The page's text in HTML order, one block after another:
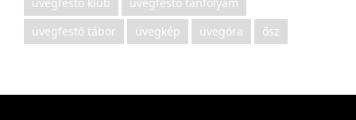
üvegfestő tábor
üvegkép üvegóra ősz